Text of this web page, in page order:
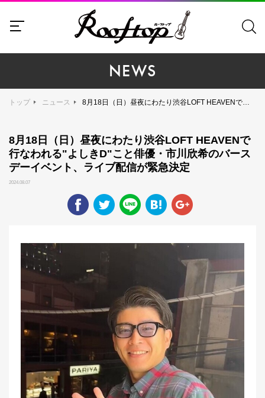
NEWS
トップ ニュース 8月18日（日）昼夜にわたり渋谷LOFT HEAVENで行なわれる"よしきD"こと俳優・市川欣希のバースデーイベント、ライブ配信が緊急決定
8月18日（日）昼夜にわたり渋谷LOFT HEAVENで
行なわれる"よしきD"こと俳優・市川欣希のバース
デーイベント、ライブ配信が緊急決定
2024.08.07